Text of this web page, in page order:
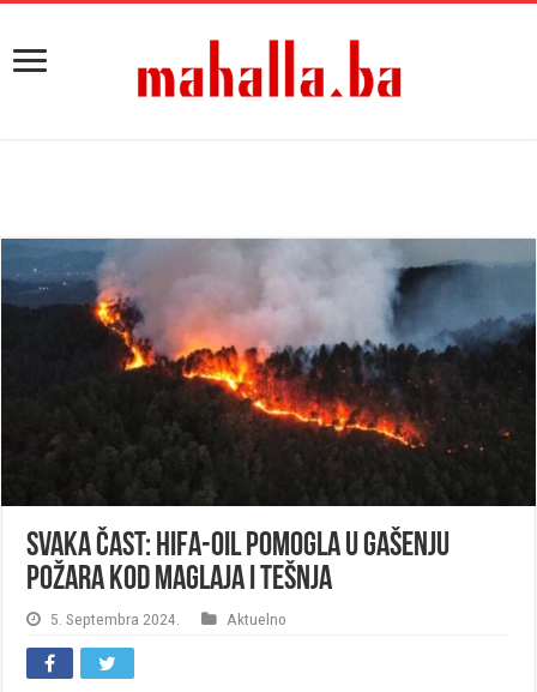
Svaka čast: Hifa-Oil pomogla u gašenju
požara kod Maglaja i Tešnja
5. Septembra 2024. Aktuelno